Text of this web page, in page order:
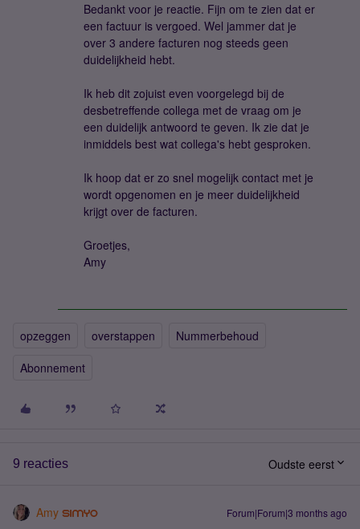
Bedankt voor je reactie. Fijn om te zien dat er
een factuur is vergoed. Wel jammer dat je
over 3 andere facturen nog steeds geen
duidelijkheid hebt.
Ik heb dit zojuist even voorgelegd bij de
desbetreffende collega met de vraag om je
een duidelijk antwoord te geven. Ik zie dat je
inmiddels best wat collega's hebt gesproken.
Ik hoop dat er zo snel mogelijk contact met je
wordt opgenomen en je meer duidelijkheid
krijgt over de facturen.
Groetjes,
Amy
opzeggen overstappen
Nummerbehoud
Abonnement
9 reacties Oudste eerst
Amy Forum|Forum|3 months ago